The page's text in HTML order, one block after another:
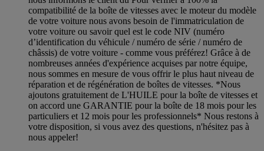
compatibilité de la boîte de vitesses avec le moteur du modèle
de votre voiture nous avons besoin de l'immatriculation de
votre voiture ou savoir quel est le code NIV (numéro
d’identification du véhicule / numéro de série / numéro de
châssis) de votre voiture - comme vous préférez! Grâce à de
nombreuses années d'expérience acquises par notre équipe,
nous sommes en mesure de vous offrir le plus haut niveau de
réparation et de régénération de boîtes de vitesses. *Nous
ajoutons gratuitement de L'HUILE pour la boîte de vitesses et
on accord une GARANTIE pour la boîte de 18 mois pour les
particuliers et 12 mois pour les professionnels* Nous restons à
votre disposition, si vous avez des questions, n'hésitez pas à
nous appeler!